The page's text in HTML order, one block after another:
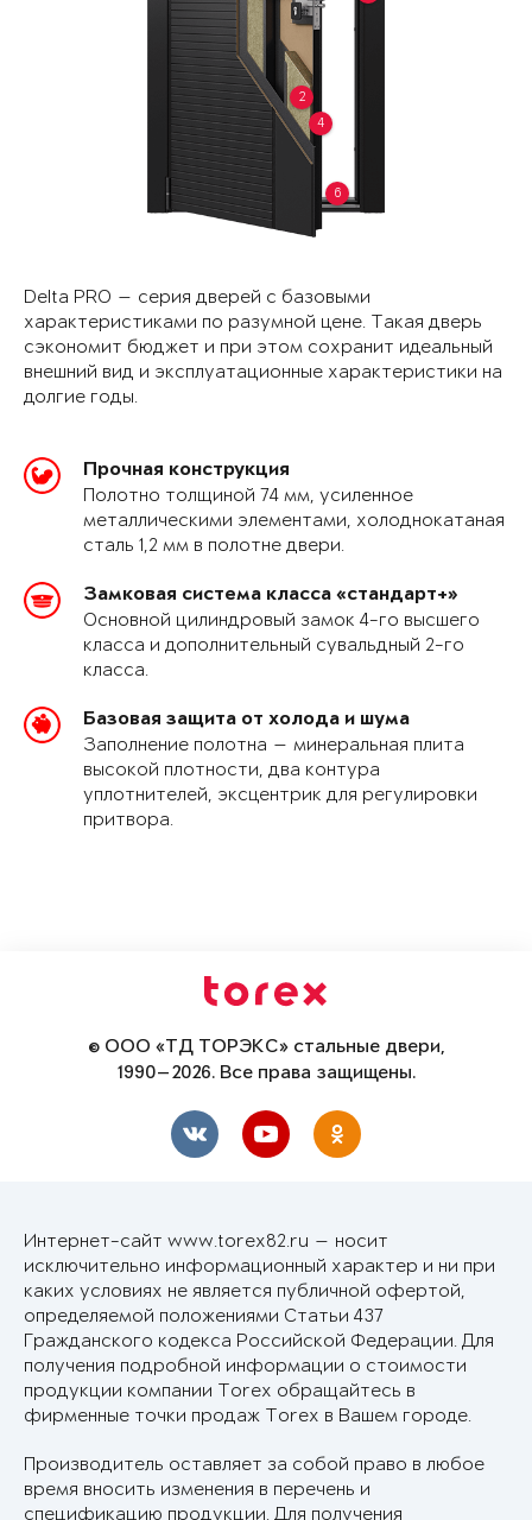
2
4
6
Delta PRO — серия дверей с базовыми
характеристиками по разумной цене. Такая дверь
сэкономит бюджет и при этом сохранит идеальный
внешний вид и эксплуатационные характеристики на
долгие годы.
Прочная конструкция
Полотно толщиной 74 мм, усиленное
металлическими элементами, холоднокатаная
сталь 1,2 мм в полотне двери.
Замковая система класса «стандарт+»
Основной цилиндровый замок 4-го высшего
класса и дополнительный сувальдный 2-го
класса.
Базовая защита от холода и шума
Заполнение полотна — минеральная плита
высокой плотности, два контура
уплотнителей, эксцентрик для регулировки
притвора.
© ООО «ТД ТОРЭКС» стальные двери,
1990—2026. Все права защищены.
Интернет-сайт www.torex82.ru — носит
исключительно информационный характер и ни при
каких условиях не является публичной офертой,
определяемой положениями Статьи 437
Гражданского кодекса Российской Федерации. Для
получения подробной информации о стоимости
продукции компании Torex обращайтесь в
фирменные точки продаж Torex в Вашем городе.
Производитель оставляет за собой право в любое
время вносить изменения в перечень и
спецификацию продукции. Для получения